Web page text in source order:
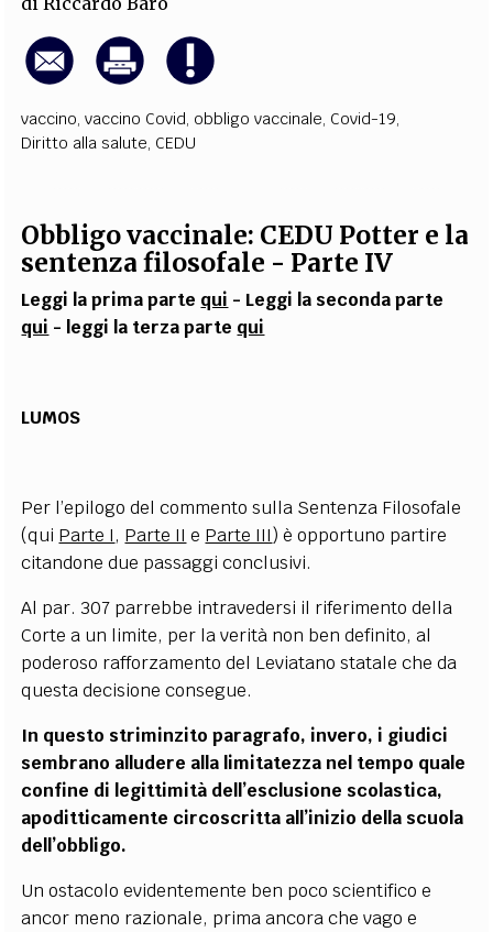
vaccino,vaccino Covid, obbligo vaccinale, Covid-19,
Diritto alla salute, CEDU
Obbligo vaccinale: CEDU Potter e la
sentenza filosofale - Parte IV
Leggi la prima parte qui - Leggi la seconda parte
qui - leggi la terza parte qui
LUMOS
Per l’epilogo del commento sulla Sentenza Filosofale
(qui Parte I, Parte II e Parte III) è opportuno partire
citandone due passaggi conclusivi.
Al par. 307 parrebbe intravedersi il riferimento della
Corte a un limite, per la verità non ben definito, al
poderoso rafforzamento del Leviatano statale che da
questa decisione consegue.
In questo striminzito paragrafo, invero, i giudici
sembrano alludere alla limitatezza nel tempo quale
confine di legittimità dell’esclusione scolastica,
apoditticamente circoscritta all’inizio della scuola
dell’obbligo.
Un ostacolo evidentemente ben poco scientifico e
ancor meno razionale, prima ancora che vago e